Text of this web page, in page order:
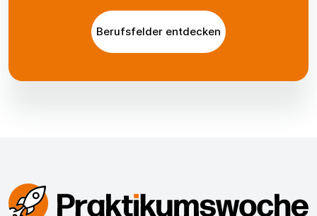
Berufsfelder entdecken